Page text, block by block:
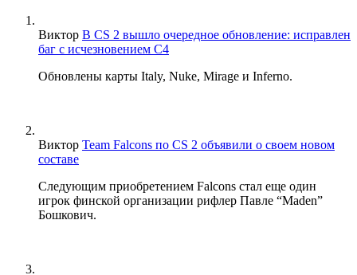
Виктор В CS 2 вышло очередное обновление: исправлен
баг с исчезновением C4
Обновлены карты Italy, Nuke, Mirage и Inferno.
Виктор Team Falcons по CS 2 объявили о своем новом
составе
Следующим приобретением Falcons стал еще один
игрок финской организации рифлер Павле “Maden”
Бошкович.